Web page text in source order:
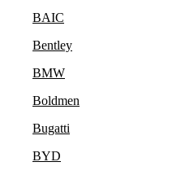
BAIC
Bentley
BMW
Boldmen
Bugatti
BYD